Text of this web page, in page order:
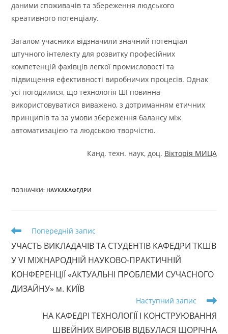
даними споживачів та збереження людського
креативного потенціалу.
Загалом учасники відзначили значний потенціал
штучного інтелекту для розвитку професійних
компетенцій фахівців легкої промисловості та
підвищення ефективності виробничих процесів. Однак
усі погодилися, що технологія ШІ повинна
використовуватися виважено, з дотриманням етичних
принципів та за умови збереження балансу між
автоматизацією та людською творчістю.
Канд. техн. наук, доц. Вікторія МИЦА
ПОЗНАЧКИ: НАУКАКАФЕДРИ
Прочитати
статей
Попередній запис
УЧАСТЬ ВИКЛАДАЧІВ ТА СТУДЕНТІВ КАФЕДРИ ТКШВ
У VI МІЖНАРОДНІЙ НАУКОВО-ПРАКТИЧНІЙ
КОНФЕРЕНЦІЇ «АКТУАЛЬНІ ПРОБЛЕМИ СУЧАСНОГО
ДИЗАЙНУ» м. КИЇВ
Наступний запис
НА КАФЕДРІ ТЕХНОЛОГІЇ І КОНСТРУЮВАННЯ
ШВЕЙНИХ ВИРОБІВ ВІДБУЛАСЯ ЩОРІЧНА